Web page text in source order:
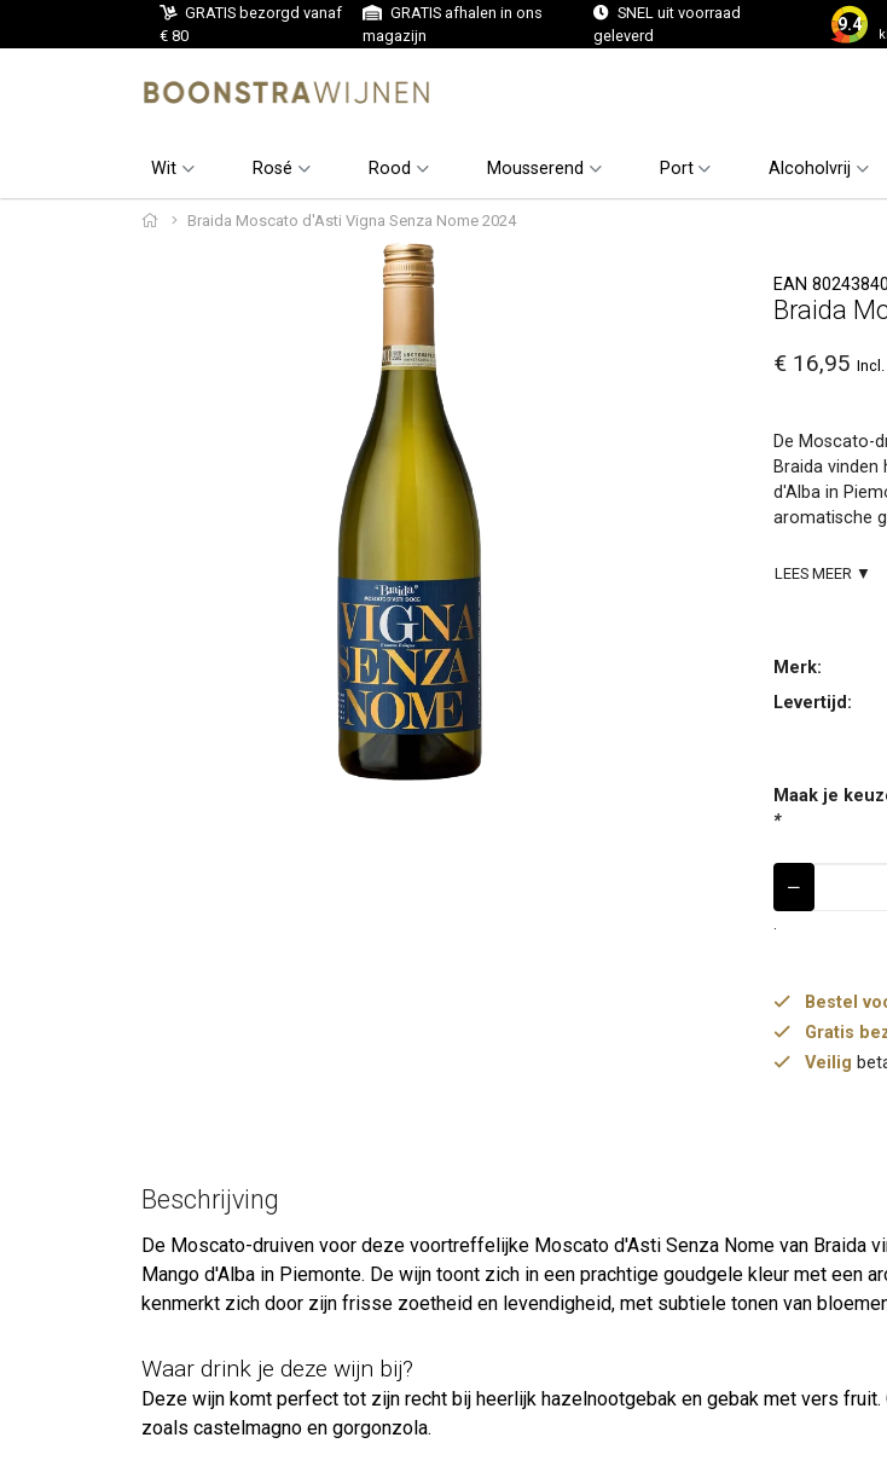
GRATIS bezorgd vanaf
€ 80
GRATIS afhalen in ons
magazijn
SNEL uit voorraad
geleverd
9.4
Wit Rosé Rood Mousserend Port Alcoholvrij
Braida Moscato d'Asti Vigna Senza Nome 2024
EAN
Braida
€ 16,95
De Moscato-
Braida
d'Alba in
aromatische
LEES MEER ▼
Merk:
Levertijd:
Maak je
*
.
Bestel
Gratis
Veilig
Beschrijving
De Moscato-druiven voor deze voortreffelijke Moscato d'Asti Senza Nome van Braida
Mango d'Alba in Piemonte. De wijn toont zich in een prachtige goudgele kleur met een
kenmerkt zich door zijn frisse zoetheid en levendigheid, met subtiele tonen van
Waar drink je deze wijn bij?
Deze wijn komt perfect tot zijn recht bij heerlijk hazelnootgebak en gebak met vers
zoals castelmagno en gorgonzola.